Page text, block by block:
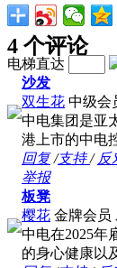
4 个评论
电梯直达
沙发
双生花 中级会
中电集团是亚
港上市的中电
回复/支持/ 反
举报
板凳
樱花 金牌会员
中电在2025年
的身心健康以